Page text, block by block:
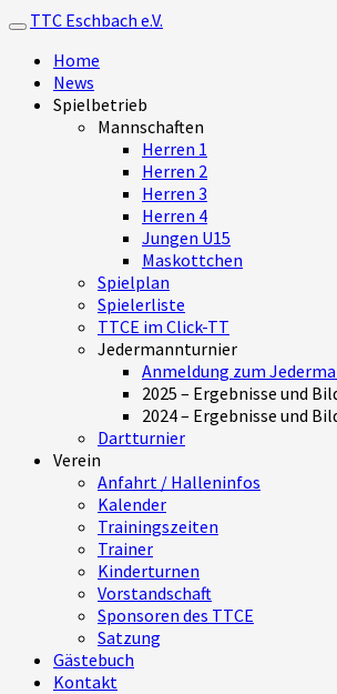
Toggle navigation
TTC Eschbach e.V.
Home
News
Spielbetrieb
Mannschaften
Herren 1
Herren 2
Herren 3
Herren 4
Jungen U15
Maskottchen
Spielplan
Spielerliste
TTCE im Click-TT
Jedermannturnier
Anmeldung zum
2025 – Ergebnisse und
2024 – Ergebnisse und
Dartturnier
Verein
Anfahrt / Halleninfos
Kalender
Trainingszeiten
Trainer
Kinderturnen
Vorstandschaft
Sponsoren des TTCE
Satzung
Gästebuch
Kontakt